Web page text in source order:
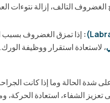
التالف، إزالة نتوءات
: إذا تمزق الغضروف بسبب
، لاستعادة استقرار ووظيفة الورك.
شدة الحالة وما إذا كانت
الشفاء، استعادة الحركة،